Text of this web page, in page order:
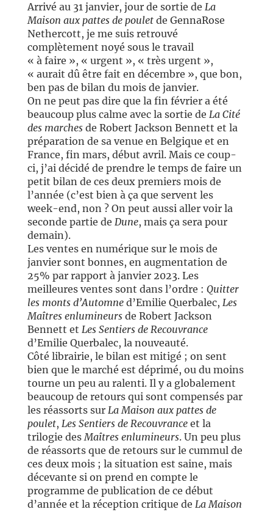
Arrivé au 31 janvier, jour de sortie de La
Maison aux pattes de pouletde GennaRose
Nethercott, je me suis retrouvé
complètement noyé sous le travail
« à faire », « urgent », « très urgent »,
« aurait dû être fait en décembre », que bon,
ben pas de bilan du mois de janvier.
On ne peut pas dire que la fin février a été
beaucoup plus calme avec la sortie de La Cité
des marchesde Robert Jackson Bennett et la
préparation de sa venue en Belgique et en
France, fin mars, début avril. Mais ce coup-
ci, j’ai décidé de prendre le temps de faire un
petit bilan de ces deux premiers mois de
l’année (c’est bien à ça que servent les
week-end, non ? On peut aussi aller voir la
seconde partie de Dune, mais ça sera pour
demain).
Les ventes en numérique sur le mois de
janvier sont bonnes, en augmentation de
25% par rapport à janvier 2023. Les
meilleures ventes sont dans l’ordre : Quitter
les monts d’Automned’Emilie Querbalec, Les
Maîtres enlumineursde Robert Jackson
Bennett et Les Sentiers de Recouvrance
d’Emilie Querbalec, la nouveauté.
Côté librairie, le bilan est mitigé ; on sent
bien que le marché est déprimé, ou du moins
tourne un peu au ralenti. Il y a globalement
beaucoup de retours qui sont compensés par
les réassorts sur La Maison aux pattes de
poulet, Les Sentiers de Recouvranceet la
trilogie desMaîtres enlumineurs. Un peu plus
de réassorts que de retours sur le cummul de
ces deux mois ; la situation est saine, mais
décevante si on prend en compte le
programme de publication de ce début
d’année et la réception critique de La Maison